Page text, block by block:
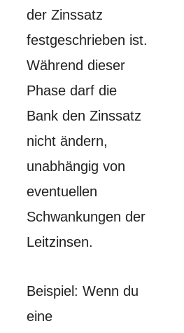
der Zinssatz
festgeschrieben ist.
Während dieser
Phase darf die
Bank den Zinssatz
nicht ändern,
unabhängig von
eventuellen
Schwankungen der
Leitzinsen.
Beispiel: Wenn du
eine